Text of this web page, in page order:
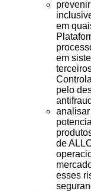
em
em
pelo
de
esses